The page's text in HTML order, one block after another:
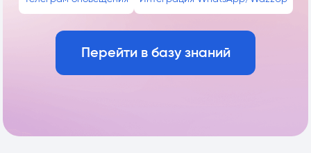
Перейти в базу знаний